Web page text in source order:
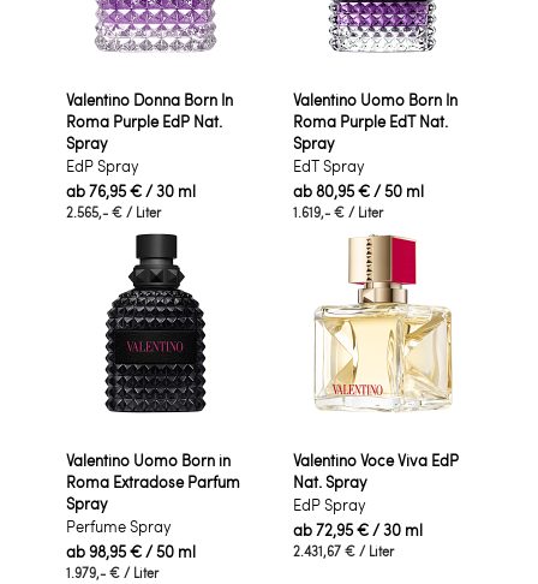
Valentino Donna Born In
Roma Purple EdP Nat.
Spray
EdP Spray
ab76,95 €/ 30 ml
2.565,- € / Liter
Valentino Uomo Born In
Roma Purple EdT Nat.
Spray
EdT Spray
ab80,95 €/ 50 ml
1.619,- € / Liter
Valentino Uomo Born in
Roma Extradose Parfum
Spray
Perfume Spray
ab98,95 €/ 50 ml
1.979,- € / Liter
Valentino Voce Viva EdP
Nat. Spray
EdP Spray
ab72,95 €/ 30 ml
2.431,67 € / Liter